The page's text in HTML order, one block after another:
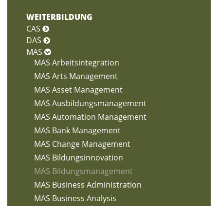
WEITERBILDUNG
CAS
DAS
MAS
MAS Arbeitsintegration
MAS Arts Management
MAS Asset Management
MAS Ausbildungsmanagement
MAS Automation Management
MAS Bank Management
MAS Change Management
MAS Bildungsinnovation
MAS Bildungsmanagement
MAS Business Administration
MAS Business Analysis